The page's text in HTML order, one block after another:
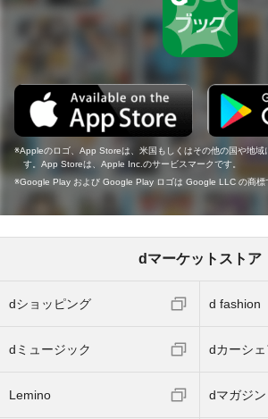
Appleのロゴ、App Storeは、米国もしくはその他の国や地
す。App Storeは、Apple Inc.のサービスマークです。
Google Play および Google Play ロゴは Google LLC の商標
dマーケットストア
dショッピング d fashion
dミュージック dカーシェ
Lemino dマガジン